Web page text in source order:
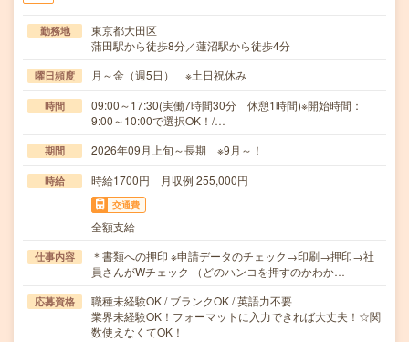
勤務地
東京都大田区
蒲田駅から徒歩8分／蓮沼駅から徒歩4分
曜日頻度 月～金（週5日） ※土日祝休み
時間
09:00～17:30(実働7時間30分 休憩1時間)※開始時間：
9:00～10:00で選択OK！/…
期間 2026年09月上旬～長期 ※9月～！
時給 時給1700円 月収例 255,000円
交通費
全額支給
仕事内容
＊書類への押印 ※申請データのチェック→印刷→押印→社
員さんがWチェック （どのハンコを押すのかわか…
応募資格
職種未経験OK / ブランクOK / 英語力不要
業界未経験OK！フォーマットに入力できれば大丈夫！☆関
数使えなくてOK！